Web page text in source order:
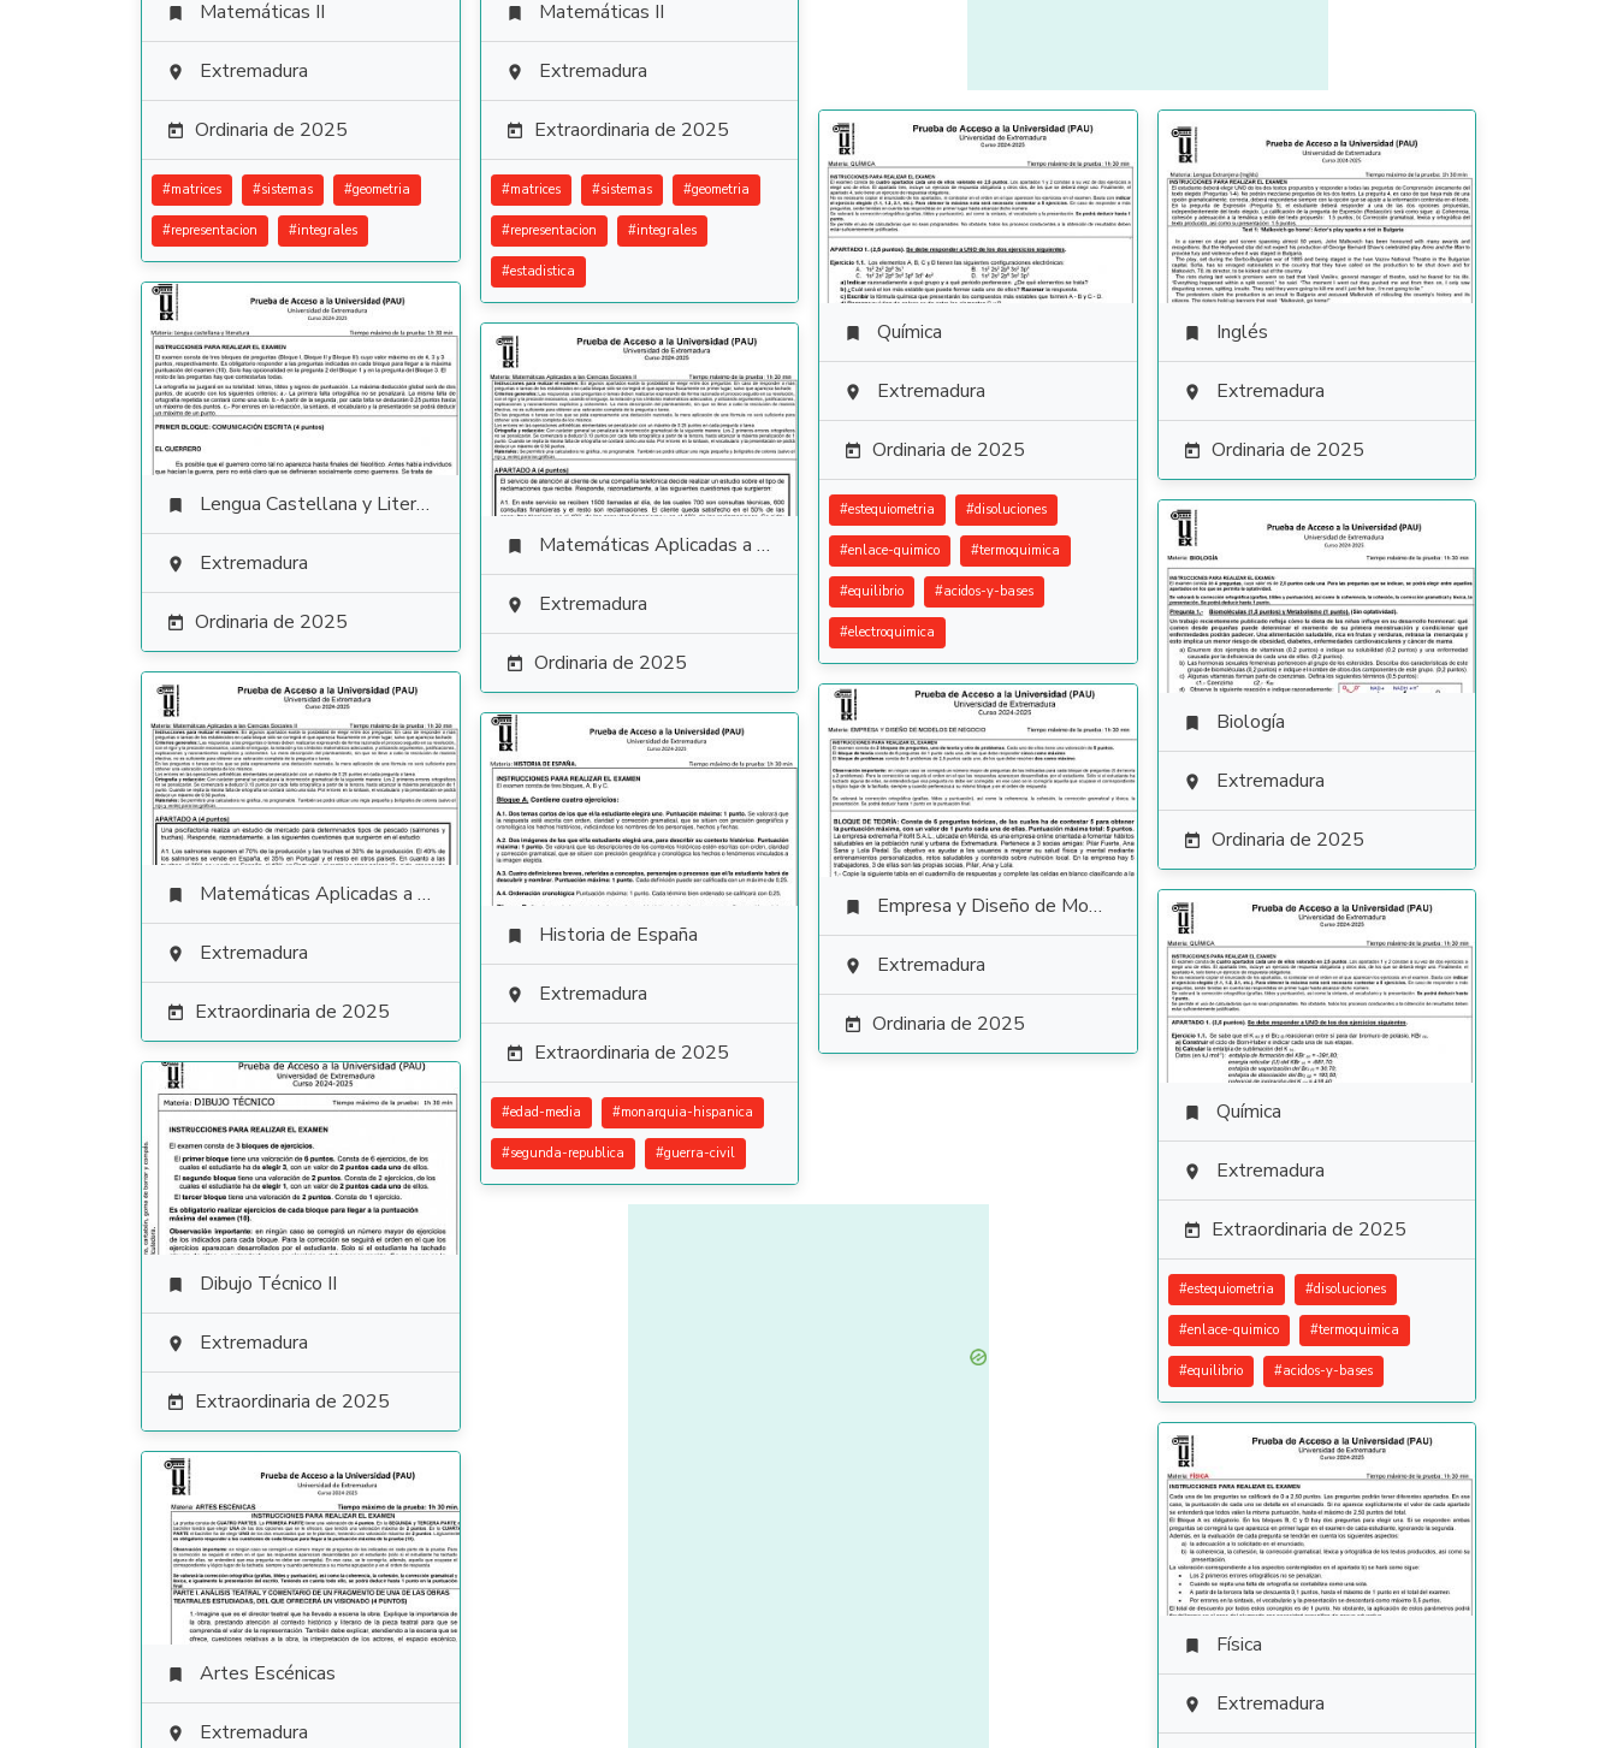
 Matemáticas II
 Extremadura
 Ordinaria de 2025
#matrices #sistemas #geometria
#representacion #integrales
 Matemáticas II
 Extremadura
 Extraordinaria de 2025
#matrices #sistemas #geometria
#representacion #integrales
#estadistica
 Química
 Extremadura
 Ordinaria de 2025
#estequiometria #disoluciones
#enlace-quimico #termoquimica
#equilibrio #acidos-y-bases
#electroquimica
 Inglés
 Extremadura
 Ordinaria de 2025
 Lengua Castellana y Literatura
 Extremadura
 Ordinaria de 2025
 Matemáticas Aplicadas a las Ciencias Sociales
 Extremadura
 Ordinaria de 2025
 Biología
 Extremadura
 Ordinaria de 2025
 Matemáticas Aplicadas a las Ciencias Sociales
 Extremadura
 Extraordinaria de 2025
 Empresa y Diseño de Modelos de Negocio
 Extremadura
 Ordinaria de 2025
 Historia de España
 Extremadura
 Extraordinaria de 2025
#edad-media #monarquia-hispanica
#segunda-republica #guerra-civil
 Química
 Extremadura
 Extraordinaria de 2025
#estequiometria #disoluciones
#enlace-quimico #termoquimica
#equilibrio #acidos-y-bases
 Dibujo Técnico II
 Extremadura
 Extraordinaria de 2025
 Física
 Extremadura
 Artes Escénicas
 Extremadura